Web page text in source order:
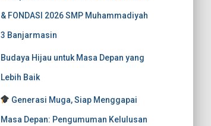
& FONDASI 2026 SMP Muhammadiyah
3 Banjarmasin
Budaya Hijau untuk Masa Depan yang
Lebih Baik
Generasi Muga, Siap Menggapai
Masa Depan: Pengumuman Kelulusan